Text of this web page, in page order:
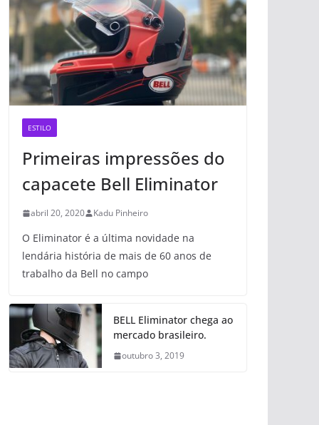
ESTILO
Primeiras impressões do
capacete Bell Eliminator
abril 20, 2020 Kadu Pinheiro
O Eliminator é a última novidade na
lendária história de mais de 60 anos de
trabalho da Bell no campo
BELL Eliminator chega ao
mercado brasileiro.
outubro 3, 2019